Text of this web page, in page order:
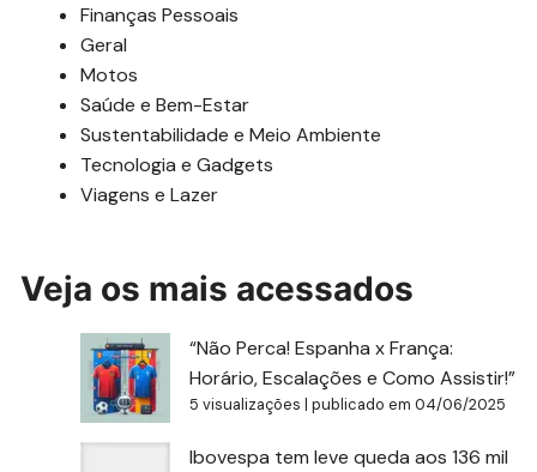
Finanças Pessoais
Geral
Motos
Saúde e Bem-Estar
Sustentabilidade e Meio Ambiente
Tecnologia e Gadgets
Viagens e Lazer
Veja os mais acessados
“Não Perca! Espanha x França:
Horário, Escalações e Como Assistir!”
5 visualizações |publicado em 04/06/2025
Ibovespa tem leve queda aos 136 mil